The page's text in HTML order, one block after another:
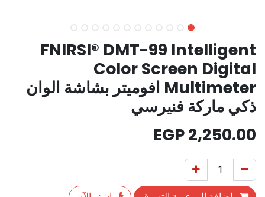
FNIRSI® DMT-99 Intelligent
Color Screen Digital
Multimeter افوميتر بشاشة الوان
ذكي ماركة فنيرسي
2,250.00